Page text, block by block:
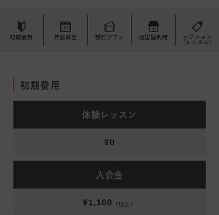
初期費用 月額料金 割引プラン 他店舗利用
オプション
（レンタル）
初期費用
体験レッスン
¥0
入会金
¥1,100 （税込）